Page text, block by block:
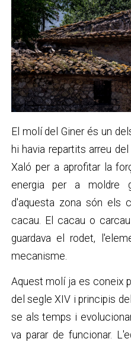
El molí del Giner és un
hi havia repartits arreu
Xaló per a aprofitar la
energia per a moldre
d'aquesta zona són els
cacau. El cacau o
guardava el rodet,
mecanisme.
Aquest molí ja es coneix
del segle XIV i principis
se als temps i
va parar de funcionar.